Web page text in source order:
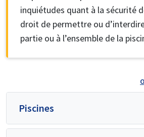
inquiétudes quant à la sécurité
droit de permettre ou d’interdire
partie ou à l’ensemble de la
Piscines